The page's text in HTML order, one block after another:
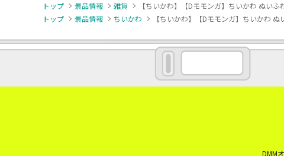
トップ 景品情報 雑貨
【ちいかわ】【Dモモンガ】ちいかわ ぬいふ
トップ
景品情報 ちいかわ 【ちいかわ】【Dモモンガ】ちいかわ ぬ
DMM